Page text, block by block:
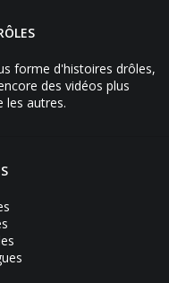
forme d'histoires drôles,
des vidéos plus
les autres.